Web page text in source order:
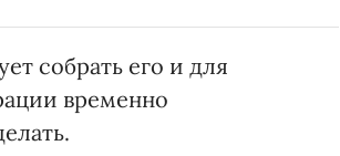
собрать его и для
временно